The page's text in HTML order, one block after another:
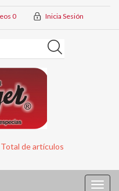
0 Inicia Sesión
de artículos